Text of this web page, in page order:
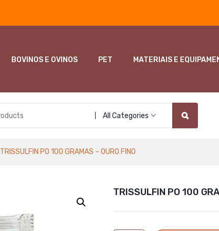
BOVINOS E OVINOS PET MATERIAIS E
All Categories
TRISSULFIN PO 100 GRAMAS – OURO FINO
TRISSULFIN PO 100